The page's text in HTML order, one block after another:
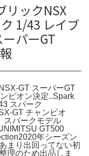
リックNSX
1/43 レイブ
ーパーGT
GT スーパーGT
ピオン決定..Spark
スパーク
GT チャンピオ
パークモデル
GT500
年シーズン
まり出回ってない初
理のため出品しま